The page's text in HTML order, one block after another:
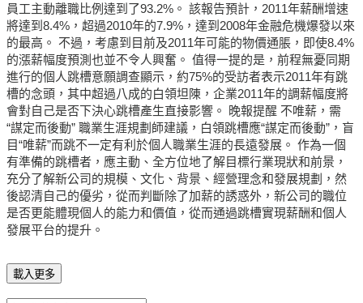
員工主動離職比例達到了93.2%。 該報告預計，2011年薪酬增速
將達到8.4%，超過2010年的7.9%，達到2008年金融危機爆發以來
的最高。 不過，考慮到目前及2011年可能的物價通脹，即使8.4%
的漲薪幅度預測也並不令人興奮。 值得一提的是，前程無憂同期
進行的個人跳槽意願調查顯示，約75%的受訪者表示2011年有跳
槽的念頭，其中超過八成的白領坦陳，企業2011年的調薪幅度將
會對自己是否下決心跳槽產生直接影響。 晚報提醒 不唯薪，需
“謀定而後動” 職業生涯規劃師建議，白領跳槽應“謀定而後動”，盲
目“唯薪”而跳不一定有利於個人職業生涯的長遠發展。 作為一個
有準備的跳槽者，應主動、全方位地了解目標行業現狀和前景，
充分了解新公司的規模、文化、背景、經營理念和發展規劃，然
後認清自己的優劣，從而判斷除了加薪的誘惑外，新公司的職位
是否更能體現個人的能力和價值，從而通過跳槽實現薪酬和個人
發展平台的提升。
載入更多